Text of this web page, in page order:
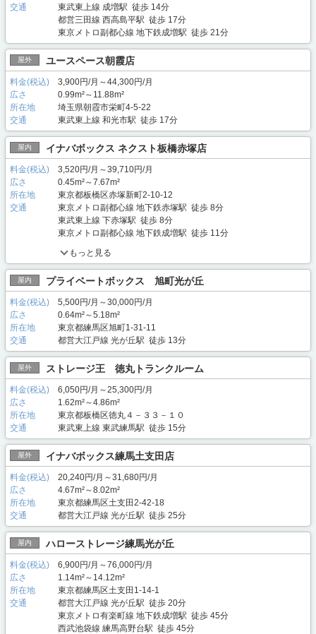
交通
東武東上線 成増駅 徒歩 14分
都営三田線 西高島平駅 徒歩 17分
東京メトロ副都心線 地下鉄成増駅 徒歩 21分
屋外 ユースペース朝霞店
料金(税込)
3,900円/月～44,300円/月
広さ
0.99m²～11.88m²
所在地
埼玉県朝霞市栄町4-5-22
交通
東武東上線 和光市駅 徒歩 17分
屋内 イナバボックス ネクスト板橋赤塚店
料金(税込)
3,520円/月～39,710円/月
広さ
0.45m²～7.67m²
所在地
東京都板橋区赤塚新町2-10-12
交通
東京メトロ副都心線 地下鉄赤塚駅 徒歩 8分
東武東上線 下赤塚駅 徒歩 8分
東京メトロ副都心線 地下鉄成増駅 徒歩 11分
もっと見る
屋内 プライベートボックス 旭町光が丘
料金(税込)
5,500円/月～30,000円/月
広さ
0.64m²～5.18m²
所在地
東京都練馬区旭町1-31-11
交通
都営大江戸線 光が丘駅 徒歩 13分
屋外 ストレージ王 徳丸トランクルーム
料金(税込)
6,050円/月～25,300円/月
広さ
1.62m²～4.86m²
所在地
東京都板橋区徳丸４－３３－１０
交通
東武東上線 東武練馬駅 徒歩 15分
屋外 イナバボックス練馬土支田店
料金(税込)
20,240円/月～31,680円/月
広さ
4.67m²～8.02m²
所在地
東京都練馬区土支田2-42-18
交通
都営大江戸線 光が丘駅 徒歩 25分
屋内 ハローストレージ練馬光が丘
料金(税込)
6,900円/月～76,000円/月
広さ
1.14m²～14.12m²
所在地
東京都練馬区土支田1-14-1
交通
都営大江戸線 光が丘駅 徒歩 20分
東京メトロ有楽町線 地下鉄成増駅 徒歩 45分
西武池袋線 練馬高野台駅 徒歩 45分